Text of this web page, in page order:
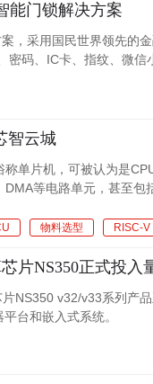
能门锁解决方案
，采用国民世界领先的
密码、IC卡、指纹、微
智云城
称单片机，可被认为是
DMA等电路单元，甚至
数量，存储空间，可移
物料选型 RISC-V
片NS350正式投入
NS350 v32/v33系列产
台和嵌入式系统。